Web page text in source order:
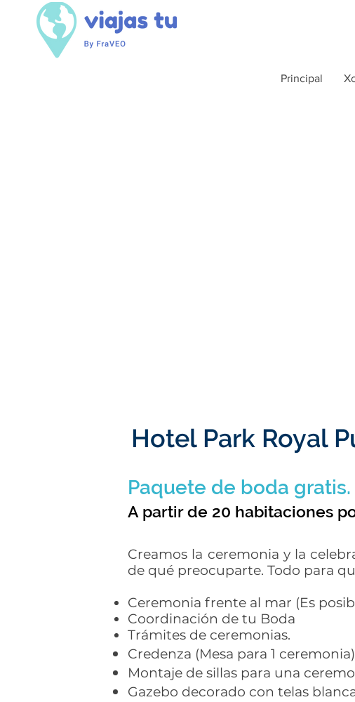
Principal
Hotel Park Royal
Paquete de boda gratis.
A partir de 20 habitaciones
Creamos la ceremonia y la
de qué preocuparte. Todo para
Ceremonia frente al mar (Es
Coordinación de tu Boda
Trámites de ceremonias.
Credenza (Mesa para 1 ceremonia)
Montaje de sillas para una
Gazebo decorado con telas